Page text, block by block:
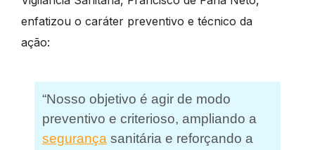
enfatizou o caráter preventivo e técnico da
ação:
“Nosso objetivo é agir de modo
preventivo e criterioso, ampliando a
segurança sanitária e reforçando a